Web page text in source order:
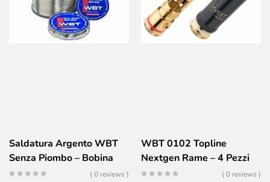
Saldatura Argento WBT
Senza Piombo – Bobina
42g 0.9mm
( 0 reviews )
WBT 0102 Topline
Nextgen Rame – 4 Pezzi
( 0 reviews )